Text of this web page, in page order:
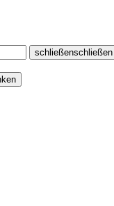
schließenschließen